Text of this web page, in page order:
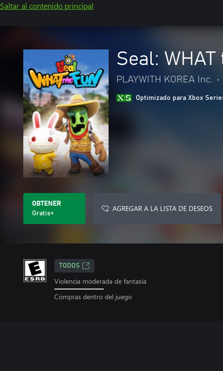
Saltar al contenido principal
Seal: WHAT
PLAYWITH KOREA Inc. •
Optimizado para Xbox
OBTENER
Gratis+
AGREGAR A LA LISTA DE DESEOS
TODOS
Violencia moderada de fantasía
Compras dentro del juego